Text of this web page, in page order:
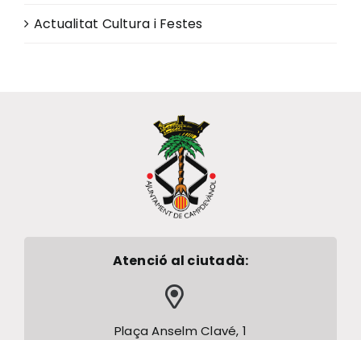
Actualitat Cultura i Festes
Atenció al ciutadà:
Plaça Anselm Clavé, 1